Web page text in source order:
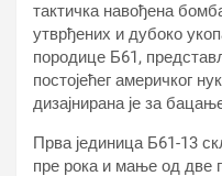
тактичка навођена
утврђених и дубоко
породице Б61,
постојећег америчког
дизајнирана је за
Прва јединица Б61-13
пре рока и мање од две